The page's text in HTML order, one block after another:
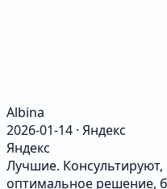
Albina
2026-01-14 · Яндекс
Яндекс
Лучшие.
оптимальное решение,